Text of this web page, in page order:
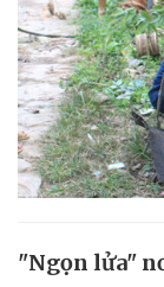
"Ngọn lửa"